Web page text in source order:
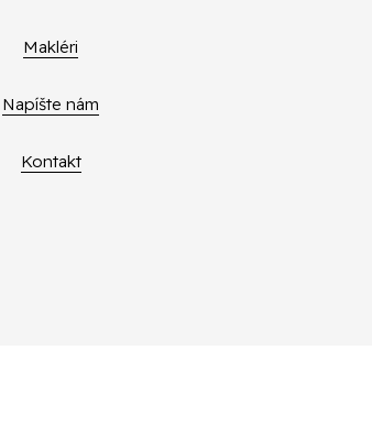
Makléri
Napíšte nám
Kontakt